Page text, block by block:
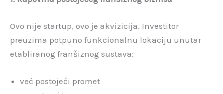
Ovo nije startup, ovo je akvizicija. Investitor
preuzima potpuno funkcionalnu lokaciju unutar
etabliranog franšiznog sustava:
već postojeći promet